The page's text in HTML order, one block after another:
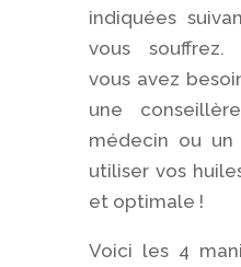
indiquées
vous souffrez.
vous avez
une
médecin ou un
utiliser vos
et optimale !
Voici les 4